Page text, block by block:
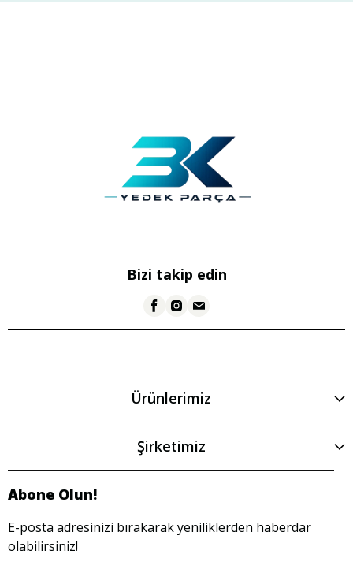
Bizi takip edin
Ürünlerimiz
Şirketimiz
Abone Olun!
E-posta adresinizi bırakarak yeniliklerden haberdar
olabilirsiniz!